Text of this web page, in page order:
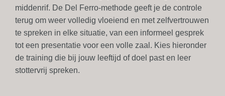
middenrif. De Del Ferro-methode geeft je de controle
terug om weer volledig vloeiend en met zelfvertrouwen
te spreken in elke situatie, van een informeel gesprek
tot een presentatie voor een volle zaal. Kies hieronder
de training die bij jouw leeftijd of doel past en leer
stottervrij spreken.